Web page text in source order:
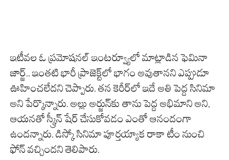
ఇటీవల ఓ ప్రమోషనల్ ఇంటర్వ్యూలో మాట్లాడిన ఫెమినా
జార్జ్.. ఇంతటి భారీ ప్రాజెక్ట్‌లో భాగం అవుతానని ఎప్పుడూ
ఊహించలేదని చెప్పారు. తన కెరీర్‌లో ఇదే అతి పెద్ద సినిమా
అని పేర్కొన్నారు. అల్లు అర్జున్‌కు తాను పెద్ద అభిమాని అని,
ఆయనతో స్క్రీన్ షేర్ చేసుకోవడం ఎంతో ఆనందంగా
ఉందన్నారు. డిస్కో సినిమా పూర్తయ్యాక రాకా టీం నుంచి
ఫోన్ వచ్చిందని తెలిపారు.